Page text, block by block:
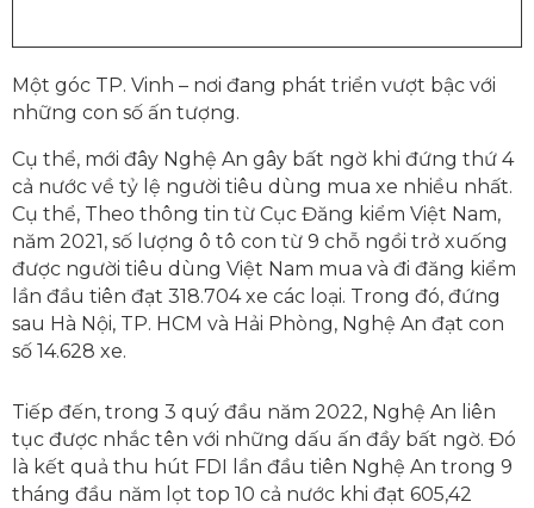
Một góc TP. Vinh – nơi đang phát triển vượt bậc với
những con số ấn tượng.
Cụ thể, mới đây Nghệ An gây bất ngờ khi đứng thứ 4
cả nước về tỷ lệ người tiêu dùng mua xe nhiều nhất.
Cụ thể, Theo thông tin từ Cục Đăng kiểm Việt Nam,
năm 2021, số lượng ô tô con từ 9 chỗ ngồi trở xuống
được người tiêu dùng Việt Nam mua và đi đăng kiểm
lần đầu tiên đạt 318.704 xe các loại. Trong đó, đứng
sau Hà Nội, TP. HCM và Hải Phòng, Nghệ An đạt con
số 14.628 xe.
Tiếp đến, trong 3 quý đầu năm 2022, Nghệ An liên
tục được nhắc tên với những dấu ấn đầy bất ngờ. Đó
là kết quả thu hút FDI lần đầu tiên Nghệ An trong 9
tháng đầu năm lọt top 10 cả nước khi đạt 605,42